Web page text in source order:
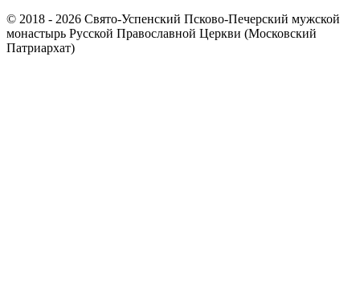
© 2018 - 2026 Свято-Успенский Псково-Печерский мужской
монастырь Русской Православной Церкви (Московский
Патриархат)